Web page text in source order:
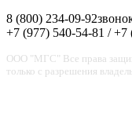
8 (800) 234-09-92
+7 (977) 540-54-81 / +7
ООО "МГС" Все права
только с разрешения